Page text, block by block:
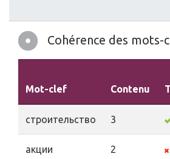
Cohérence des mots-
Mot-clef Contenu
строительство 3
акции 2